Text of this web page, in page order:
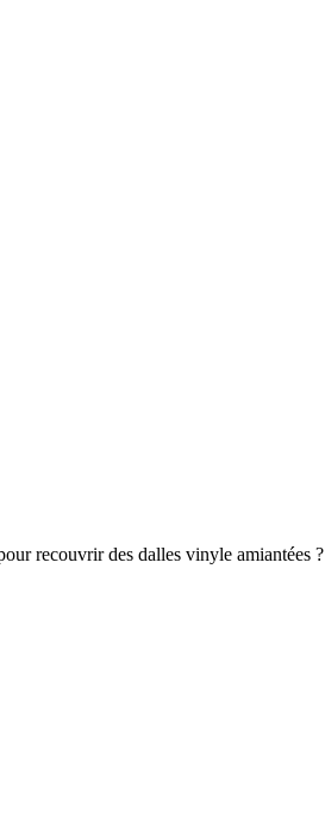
recouvrir des dalles vinyle amiantées ?